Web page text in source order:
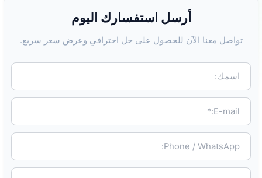
أرسل استفسارك اليوم
تواصل معنا الآن للحصول على حل احترافي وعرض سعر سريع.
اسمك:
E-mail:*
Phone / WhatsApp:
Tell us your requirements, and we'll get back to you within 24 hours.